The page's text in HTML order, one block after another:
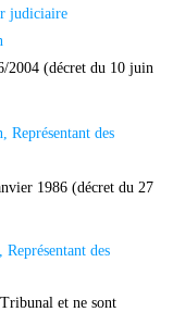
judiciaire
2004 (décret du 10 juin
Représentant des
1986 (décret du 27
des
et ne sont